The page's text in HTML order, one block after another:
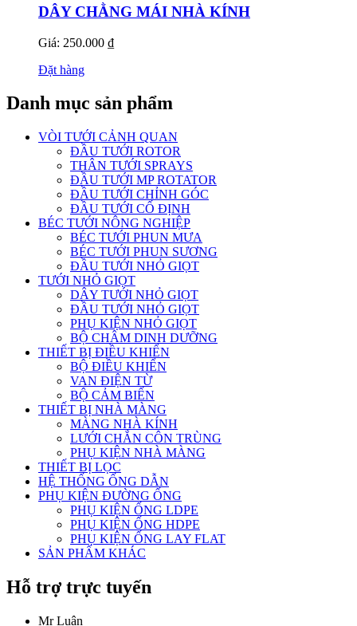
DÂY CHẰNG MÁI NHÀ KÍNH
Giá: 250.000 ₫
Đặt hàng
Danh mục sản phẩm
VÒI TƯỚI CẢNH QUAN
ĐẦU TƯỚI ROTOR
THÂN TƯỚI SPRAYS
ĐẦU TƯỚI MP ROTATOR
ĐẦU TƯỚI CHỈNH GÓC
ĐẦU TƯỚI CỐ ĐỊNH
BÉC TƯỚI NÔNG NGHIỆP
BÉC TƯỚI PHUN MƯA
BÉC TƯỚI PHUN SƯƠNG
ĐẦU TƯỚI NHỎ GIỌT
TƯỚI NHỎ GIỌT
DÂY TƯỚI NHỎ GIỌT
ĐẦU TƯỚI NHỎ GIỌT
PHỤ KIỆN NHỎ GIỌT
BỘ CHÂM DINH DƯỠNG
THIẾT BỊ ĐIỀU KHIỂN
BỘ ĐIỀU KHIỂN
VAN ĐIỆN TỪ
BỘ CẢM BIẾN
THIẾT BỊ NHÀ MÀNG
MÀNG NHÀ KÍNH
LƯỚI CHẮN CÔN TRÙNG
PHỤ KIỆN NHÀ MÀNG
THIẾT BỊ LỌC
HỆ THỐNG ỐNG DẪN
PHỤ KIỆN ĐƯỜNG ỐNG
PHỤ KIỆN ỐNG LDPE
PHỤ KIỆN ỐNG HDPE
PHỤ KIỆN ỐNG LAY FLAT
SẢN PHẨM KHÁC
Hỗ trợ trực tuyến
Mr Luân